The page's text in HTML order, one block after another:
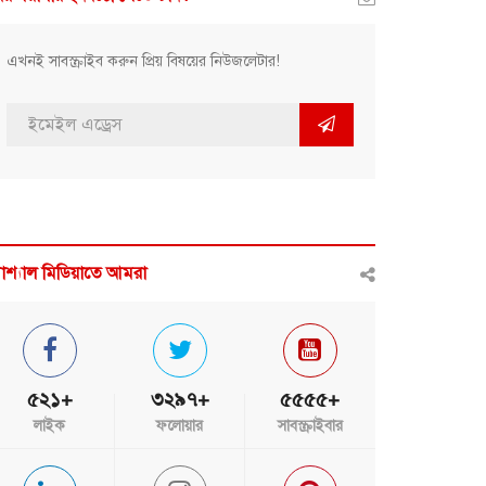
এখনই সাবস্ক্রাইব করুন প্রিয় বিষয়ের নিউজলেটার!
মিডিয়াতে আমরা
৫২১+
লাইক
৩২৯৭+
ফলোয়ার
৫৫৫৫+
সাবস্ক্রাইবার